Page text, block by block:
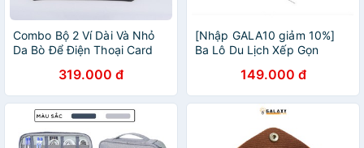
Combo Bộ 2 Ví Dài Và Nhỏ
Da Bò Để Điện Thoại Card
319.000 đ
[Nhập GALA10 giảm 10%]
Ba Lô Du Lịch Xếp Gọn
149.000 đ